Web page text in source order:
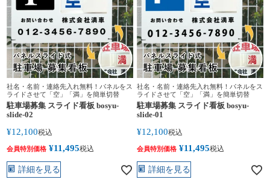
社名・名前・連絡先入れ無料！パネルをス
ライドさせて「空」「満」を簡単切替
駐車場募集 スライド看板 bosyu-
slide-02
¥12,100税込
会員特別価格 ¥11,495税込
詳細を見る
社名・名前・連絡先入れ無料！パネルをス
ライドさせて「空」「満」を簡単切替
駐車場募集 スライド看板 bosyu-
slide-01
¥12,100税込
会員特別価格 ¥11,495税込
詳細を見る